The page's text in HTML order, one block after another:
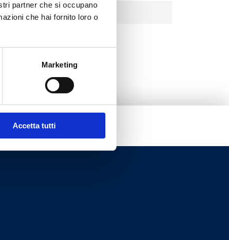
partner che si occupano
che hai fornito loro o
Marketing
Accetta tutti